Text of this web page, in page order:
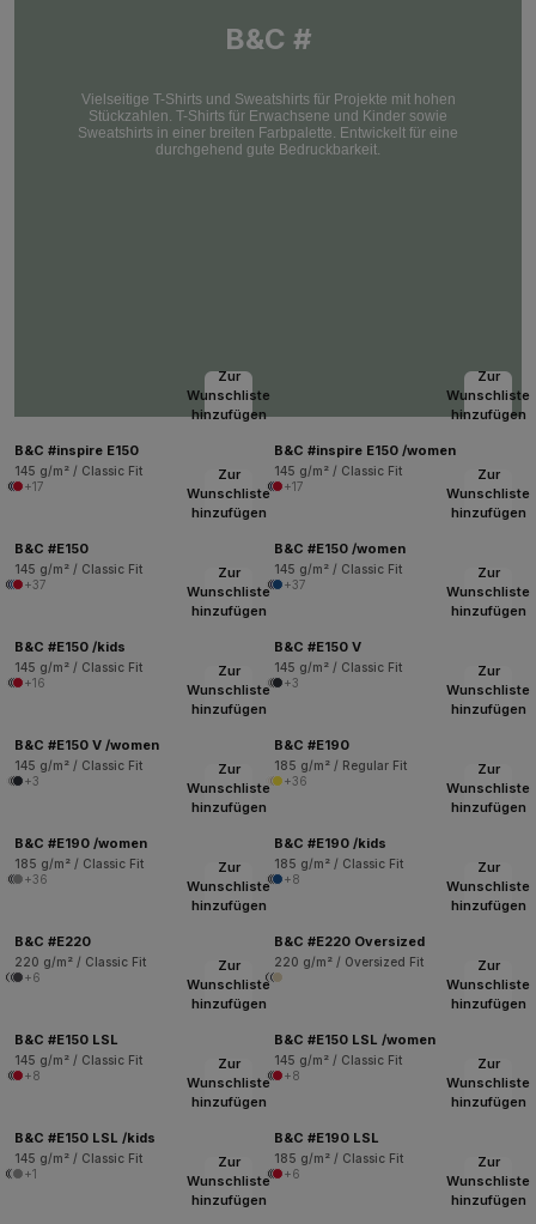
B&C #
Vielseitige T-Shirts und Sweatshirts für Projekte mit hohen
Stückzahlen. T-Shirts für Erwachsene und Kinder sowie
Sweatshirts in einer breiten Farbpalette. Entwickelt für eine
durchgehend gute Bedruckbarkeit.
Zur
Wunschliste
hinzufügen
B&C #inspire E150
145 g/m² / Classic Fit
+17
Zur
Wunschliste
hinzufügen
B&C #inspire E150 /women
145 g/m² / Classic Fit
+17
Zur
Wunschliste
hinzufügen
B&C #E150
145 g/m² / Classic Fit
+37
Zur
Wunschliste
hinzufügen
B&C #E150 /women
145 g/m² / Classic Fit
+37
Zur
Wunschliste
hinzufügen
B&C #E150 /kids
145 g/m² / Classic Fit
+16
Zur
Wunschliste
hinzufügen
B&C #E150 V
145 g/m² / Classic Fit
+3
Zur
Wunschliste
hinzufügen
B&C #E150 V /women
145 g/m² / Classic Fit
+3
Zur
Wunschliste
hinzufügen
B&C #E190
185 g/m² / Regular Fit
+36
Zur
Wunschliste
hinzufügen
B&C #E190 /women
185 g/m² / Classic Fit
+36
Zur
Wunschliste
hinzufügen
B&C #E190 /kids
185 g/m² / Classic Fit
+8
Zur
Wunschliste
hinzufügen
B&C #E220
220 g/m² / Classic Fit
+6
Zur
Wunschliste
hinzufügen
B&C #E220 Oversized
220 g/m² / Oversized Fit
Zur
Wunschliste
hinzufügen
B&C #E150 LSL
145 g/m² / Classic Fit
+8
Zur
Wunschliste
hinzufügen
B&C #E150 LSL /women
145 g/m² / Classic Fit
+8
Zur
Wunschliste
hinzufügen
B&C #E150 LSL /kids
145 g/m² / Classic Fit
+1
Zur
Wunschliste
hinzufügen
B&C #E190 LSL
185 g/m² / Classic Fit
+6
Zur
Wunschliste
hinzufügen
Zur
Wunschliste
hinzufügen